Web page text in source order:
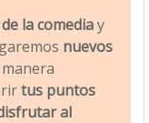
la comediay
nuevos
tus puntos
al